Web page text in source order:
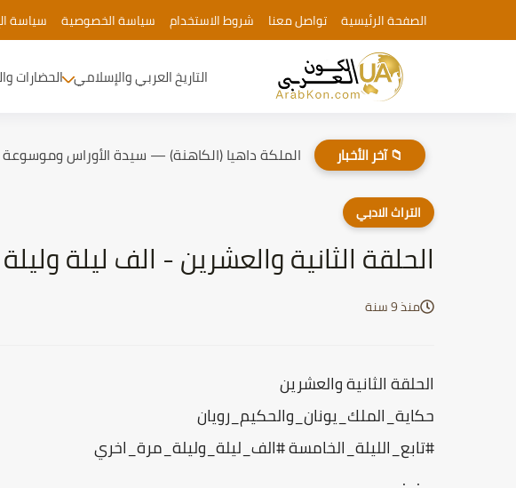
الصفحة الرئيسية تواصل معنا شروط الاستخدام سياسة الخصوصية سياسة
التاريخ العربي والإسلامي الحضارات
📁 آخر الأخبار الملكة داهيا (الكاهنة) — سيدة الأوراس
التراث الادبي
الحلقة الثانية والعشرين - الف ليلة
منذ 9 سنة
الحلقة الثانية والعشرين
حكاية_الملك_يونان_والحكيم_رويان
#تابع_الليلة_الخامسة #الف_ليلة_وليلة_مرة_اخري
. .